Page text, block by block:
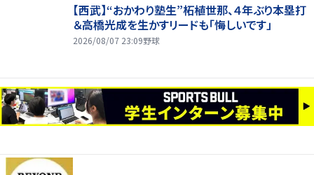
【西武】“おかわり塾生”柘植世那、４年ぶり本塁打
＆高橋光成を生かすリードも「悔しいです」
2026/08/07 23:09野球